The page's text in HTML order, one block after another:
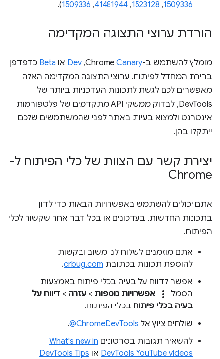
1509336
,
1523128
,
41481944
,
1509336
).
הורדת ערוצי התצוגה המקדימה
מומלץ להשתמש ב-ChromeCanary
,‏
Dev או Beta כדפדפן
ברירת המחדל לפיתוח. ערוצי התצוגה המקדימה האלה
מאפשרים לכם לגשת לתכונות העדכניות ביותר של
DevTools, לבדוק ממשקי API מתקדמים של פלטפורמות
אינטרנט ולמצוא בעיות באתר לפני שהמשתמשים שלכם
ייתקלו בהן.
יצירת קשר עם הצוות של כלי הפיתוח ל-
Chrome
אתם יכולים להשתמש באפשרויות הבאות כדי לדון
בתכונות החדשות, בעדכונים או בכל דבר אחר שקשור לכלי
הפיתוח.
אתם מוזמנים לשלוח לנו משוב ובקשות
להוספת תכונות בכתובת crbug.com
.
אפשר לדווח על בעיה בכלי פיתוח באמצעות
הסמל
more_vert אפשרויות נוספות > עזרה > דיווח על
בעיה בכלי פיתוח בכלי הפיתוח.
שולחים ציוץ אל ‎@ChromeDevTools
.
להשאיר תגובות בסרטונים What's new in
DevTools YouTube videos או DevTools Tips